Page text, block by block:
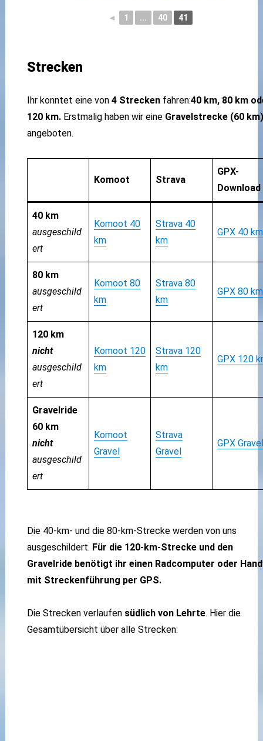
◄ 1 ... 40 41
Strecken
Ihr konntet eine von 4 Strecken fahren:40 km, 80 km
120 km.Erstmalig haben wir eine Gravelstrecke (60 km)
angeboten.
Komoot Strava
GPX-
Download
40 km
ausgeschild
ert
Komoot 40
km
Strava 40
km
GPX 40 km
80 km
ausgeschild
ert
Komoot 80
km
Strava 80
km
GPX 80 km
120 km
nicht
ausgeschild
ert
Komoot 120
km
Strava 120
km
GPX 120
Gravelride
60 km
nicht
ausgeschild
ert
Komoot
Gravel
Strava
Gravel
GPX Gravel
Die 40-km- und die 80-km-Strecke werden von uns
ausgeschildert. Für die 120-km-Strecke und den
Gravelride benötigt ihr einen Radcomputer oder
mit Streckenführung per GPS.
Die Strecken verlaufen südlich von Lehrte. Hier die
Gesamtübersicht über alle Strecken: